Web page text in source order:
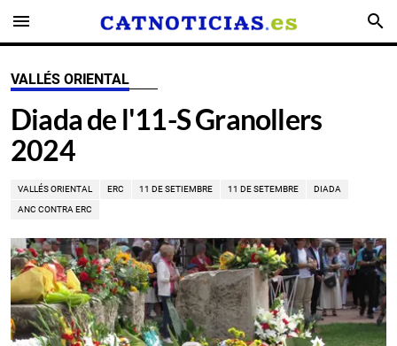
menu search
VALLÉS ORIENTAL
Diada de l'11-S Granollers
2024
VALLÉS ORIENTAL ERC 11 DE SETIEMBRE 11 DE SETEMBRE DIADA
ANC CONTRA ERC